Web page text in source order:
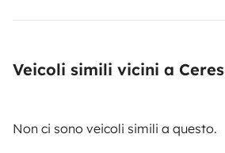
Veicoli simili vicini a Ceres
Non ci sono veicoli simili a questo.